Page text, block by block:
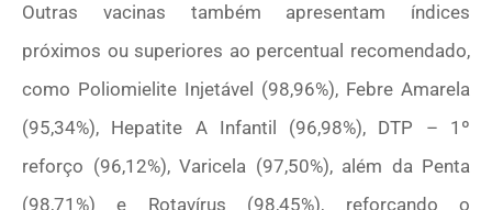
Outras vacinas também apresentam índices
próximos ou superiores ao percentual recomendado,
como Poliomielite Injetável (98,96%), Febre Amarela
(95,34%), Hepatite A Infantil (96,98%), DTP – 1º
reforço (96,12%), Varicela (97,50%), além da Penta
(98,71%) e Rotavírus (98,45%), reforçando o